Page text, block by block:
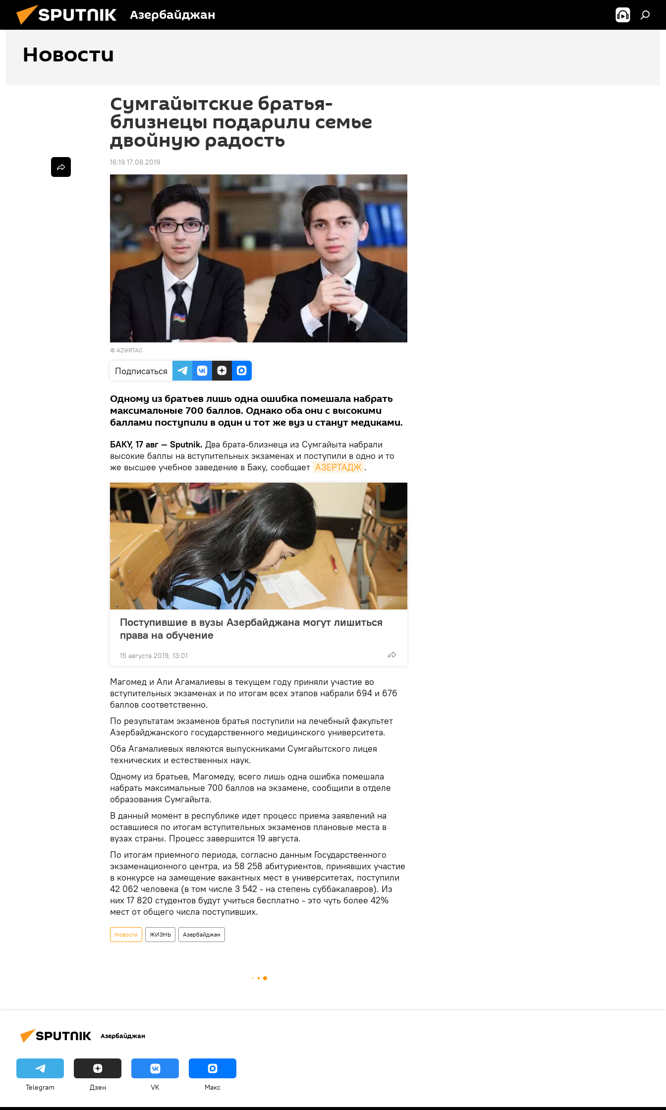
Азербайджан
Новости
Сумгайытские братья-
близнецы подарили семье
двойную радость
16:19 17.08.2019
© AZƏRTAC
Подписаться
Одному из братьев лишь одна ошибка помешала набрать
максимальные 700 баллов. Однако оба они с высокими
баллами поступили в один и тот же вуз и станут медиками.
БАКУ, 17 авг — Sputnik. Два брата-близнеца из Сумгайыта набрали
высокие баллы на вступительных экзаменах и поступили в одно и то
же высшее учебное заведение в Баку, сообщает АЗЕРТАДЖ .
Поступившие в вузы Азербайджана могут лишиться
права на обучение
15 августа 2019, 13:01
Магомед и Али Агамалиевы в текущем году приняли участие во
вступительных экзаменах и по итогам всех этапов набрали 694 и 676
баллов соответственно.
По результатам экзаменов братья поступили на лечебный факультет
Азербайджанского государственного медицинского университета.
Оба Агамалиевых являются выпускниками Сумгайытского лицея
технических и естественных наук.
Одному из братьев, Магомеду, всего лишь одна ошибка помешала
набрать максимальные 700 баллов на экзамене, сообщили в отделе
образования Сумгайыта.
В данный момент в республике идет процесс приема заявлений на
оставшиеся по итогам вступительных экзаменов плановые места в
вузах страны. Процесс завершится 19 августа.
По итогам приемного периода, согласно данным Государственного
экзаменационного центра, из 58 258 абитуриентов, принявших участие
в конкурсе на замещение вакантных мест в университетах, поступили
42 062 человека (в том числе 3 542 - на степень суббакалавров). Из
них 17 820 студентов будут учиться бесплатно - это чуть более 42%
мест от общего числа поступивших.
Новости ЖИЗНЬ Азербайджан
Азербайджан
Telegram Дзен VK Макс